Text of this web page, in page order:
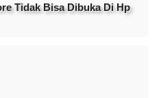
Tidak Bisa Dibuka Di Hp